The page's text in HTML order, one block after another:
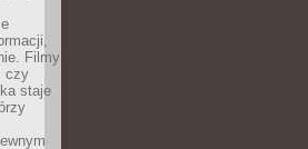
Filmy
czy
staje